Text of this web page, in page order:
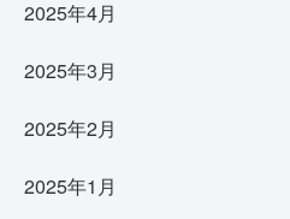
2025年4月
2025年3月
2025年2月
2025年1月